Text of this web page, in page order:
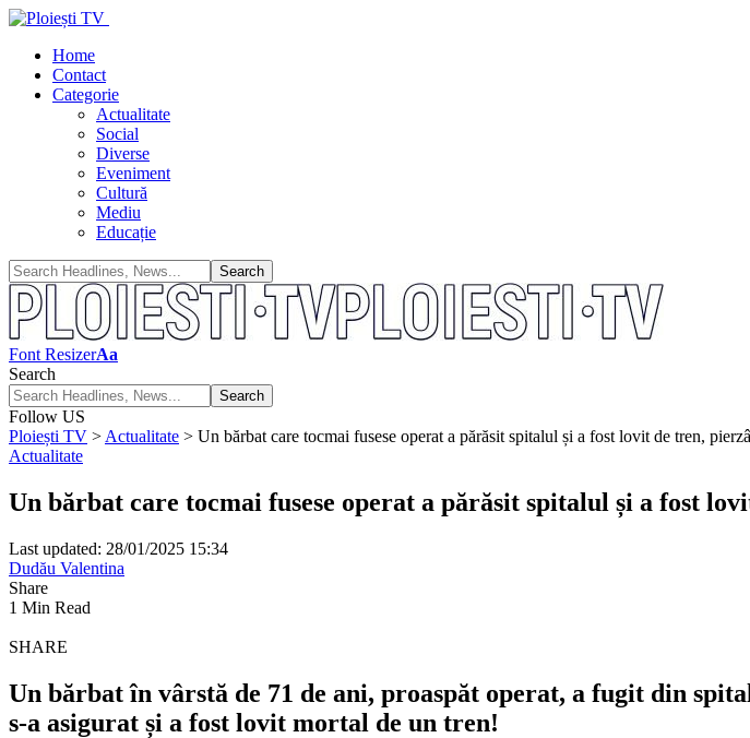
Home
Contact
Categorie
Actualitate
Social
Diverse
Eveniment
Cultură
Mediu
Educație
Font ResizerAa
Search
Follow US
Ploiești TV > Actualitate > Un bărbat care tocmai fusese operat a părăsit spitalul și a fost lovit de tren,
Actualitate
Un bărbat care tocmai fusese operat a părăsit spitalul și a fost
Last updated: 28/01/2025 15:34
Dudău Valentina
Share
1 Min Read
SHARE
Un bărbat în vârstă de 71 de ani, proaspăt operat, a fugit din
s-a asigurat și a fost lovit mortal de un tren!